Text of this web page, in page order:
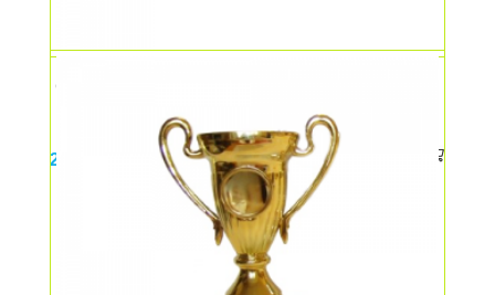
Cupa medie – argint
23,00